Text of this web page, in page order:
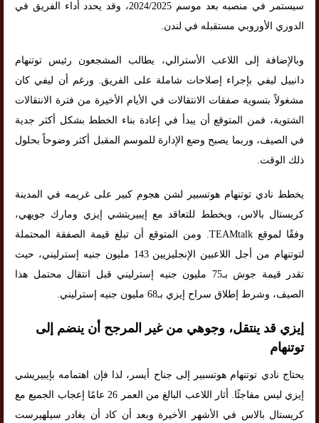
سيستمر في منصبه بعد موسم 2024/2025، وقد يحدد أداء الفريق في
الدوري الأوروبي مستقبله في لندن.
وبالإضافة إلى اللاعب الأسترالي، يطالب المشجعون رئيس توتنهام
دانييل ليفي بإجراء إصلاحات شاملة على الفريق. ورغم أن ليفي كان
مشغولاً بتسوية صفقات الانتقالات في الأيام الأخيرة من فترة الانتقالات
الشتوية، فمن المتوقع أن يبدأ في إعادة بناء الخطط بشكل أكثر جدية
في الصيف، وربما يصبح وضع الإدارة للموسم المقبل أكثر وضوحاً بحلول
ذلك الوقت.
يخطط نادي توتنهام هوتسبير لشن هجوم كبير على غريمه في المدينة
كريستال بالاس، ويخطط للتعاقد مع إيبيريتشي إيزي ومارك جويهي،
وفقًا لموقع TEAMtalk. ومن المتوقع أن تبلغ قيمة الصفقة المحتملة
لتوتنهام من أجل اللاعبين الإنجليزيين 143 مليون جنيه إسترليني، حيث
تقدر قيمة جوش بـ75 مليون جنيه إسترليني قبل انتقال محتمل هذا
الصيف، وشرط إطلاق سراح إيزي بـ68 مليون جنيه إسترليني.
إيزي قد ينتقل، وجوهي من غير المرجح أن ينضم إلى
توتنهام
يحتاج نادي توتنهام هوتسبير إلى جناح أيسر، لذا فإن اهتمامه بإيبيريشي
إيزي ليس مفاجئًا. أثار اللاعب البالغ من العمر 26 عامًا إعجاب الجميع مع
كريستال بالاس في الأشهر الأخيرة وبعد أن كاد أن يغادر سيلهيرست